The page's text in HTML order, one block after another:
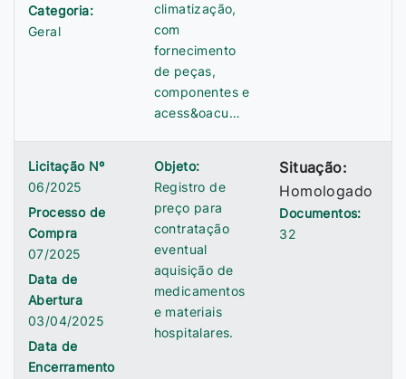
Categoria:
Geral
climatização,
com
fornecimento
de peças,
componentes e
acess&oacu…
Licitação Nº
06/2025
Processo de
Compra
07/2025
Data de
Abertura
03/04/2025
Data de
Encerramento
Objeto:
Registro de
preço para
contratação
eventual
aquisição de
medicamentos
e materiais
hospitalares.
Situação:
Homologado
Documentos:
32